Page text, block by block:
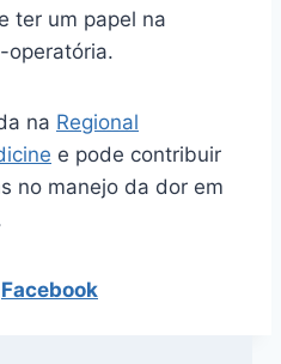
ter um papel na
operatória.
na Regional
e pode contribuir
no manejo da dor em
Facebook